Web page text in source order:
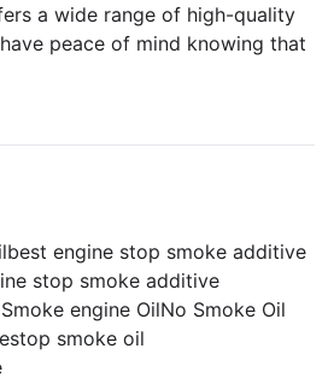
a wide range of high-quality
peace of mind knowing that
best engine stop smoke additive
stop smoke additive
engine OilNo Smoke Oil
stop smoke oil